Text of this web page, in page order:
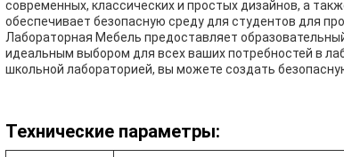
современных, классических и простых дизайнов, а
обеспечивает безопасную среду для студентов для
Лабораторная Мебель предоставляет
идеальным выбором для всех ваших потребностей в
школьной лабораторией, вы можете создать
Технические параметры: